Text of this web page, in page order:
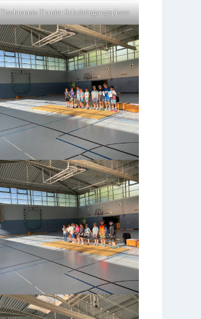
Tischtennis-Turnier Schuleingangsphase